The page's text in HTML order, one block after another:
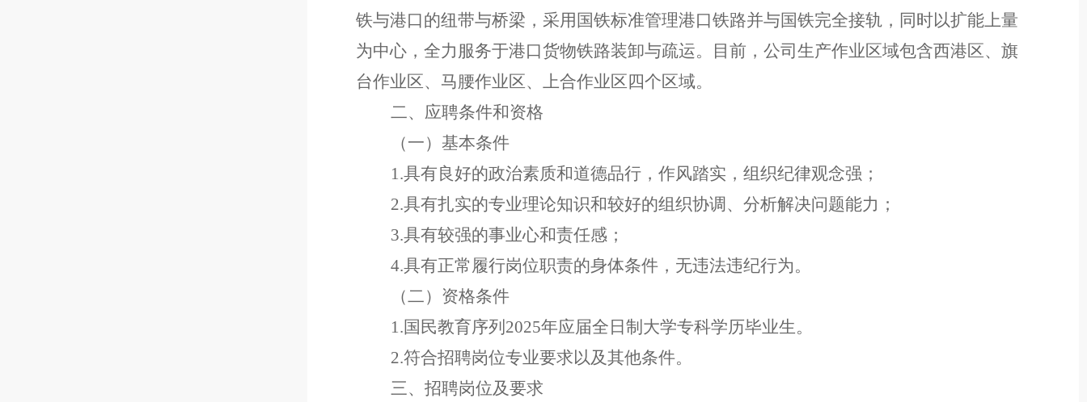
铁与港口的纽带与桥梁，采用国铁标准管理港口铁路并与国铁完全接轨，同时以扩能上量
为中心，全力服务于港口货物铁路装卸与疏运。目前，公司生产作业区域包含西港区、旗
台作业区、马腰作业区、上合作业区四个区域。
二、应聘条件和资格
（一） 基本条件
1 .具有良好的政治素质和道德品行，作风踏实，组织纪律观念强；
2.具有扎实的专业理论知识和较好的组织协调 、分析解决问题能力；
3.具有较强的事业心和责任感 ；
4.具有正常履行岗位职责的身体条件 ， 无违法违纪行为。
（二） 资格条件
1.国民教育序列2025年应届全日制大学专科学历毕业生。
2.符合招聘岗位专业要求以及其他条件。
三、招聘岗位及要求